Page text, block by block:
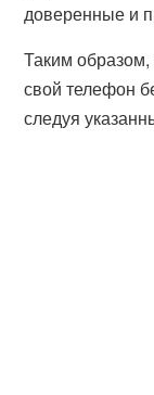
доверенные и
Таким
свой телефон
следуя